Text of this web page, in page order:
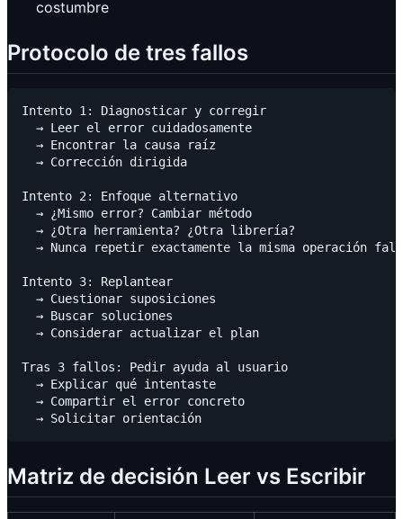
costumbre
Protocolo de tres fallos
Intento 1: Diagnosticar y corregir
  → Leer el error cuidadosamente
  → Encontrar la causa raíz
  → Corrección dirigida
Intento 2: Enfoque alternativo
  → ¿Mismo error? Cambiar método
  → ¿Otra herramienta? ¿Otra librería?
→ Nunca repetir exactamente la misma operación
Intento 3: Replantear
  → Cuestionar suposiciones
  → Buscar soluciones
  → Considerar actualizar el plan
Tras 3 fallos: Pedir ayuda al usuario
  → Explicar qué intentaste
  → Compartir el error concreto
Matriz de decisión Leer vs Escribir